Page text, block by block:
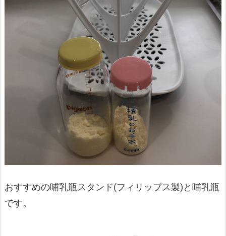
おすすめの哺乳瓶スタンド(フィリップス製)と哺乳瓶
です。